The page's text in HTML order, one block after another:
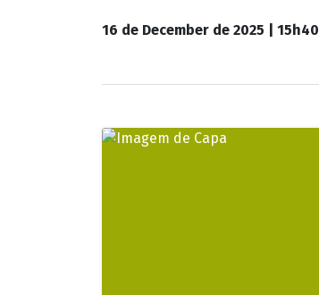
16 de December de 2025 | 15h40